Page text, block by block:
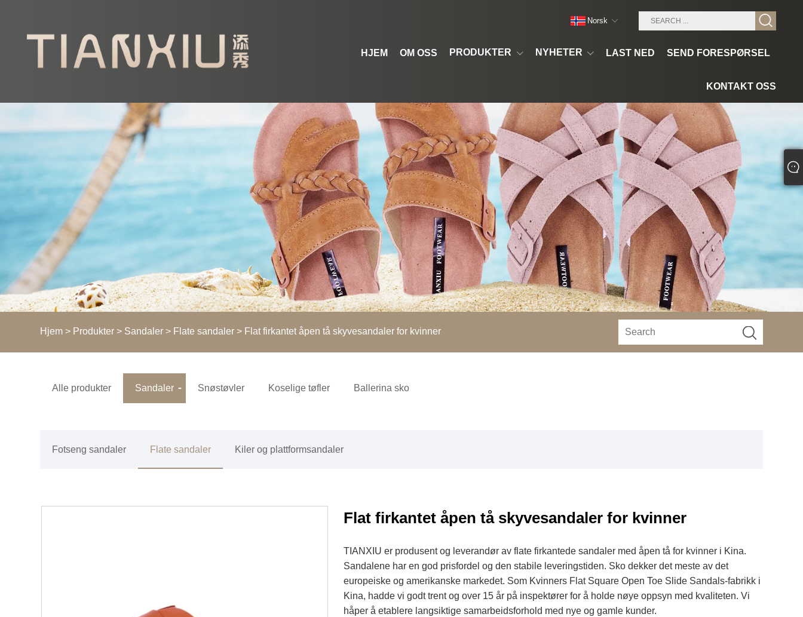
HJEM OM OSS PRODUKTER NYHETER LAST NED SEND FORESPØRSEL
KONTAKT OSS
Norsk‎
Hjem > Produkter > Sandaler > Flate sandaler > Flat firkantet åpen tå skyvesandaler for kvinner
Alle produkter Sandaler Snøstøvler Koselige tøfler Ballerina sko
Fotseng sandaler Flate sandaler Kiler og plattformsandaler
Flat firkantet åpen tå skyvesandaler for kvinner
TIANXIU er produsent og leverandør av flate firkantede sandaler med åpen tå for kvinner i Kina.
Sandalene har en god prisfordel og den stabile leveringstiden. Sko dekker det meste av det
europeiske og amerikanske markedet. Som Kvinners Flat Square Open Toe Slide Sandals-fabrikk i
Kina, hadde vi godt trent og over 15 år på inspektører for å holde nøye oppsyn med kvaliteten. Vi
håper å etablere langsiktige samarbeidsforhold med nye og gamle kunder.